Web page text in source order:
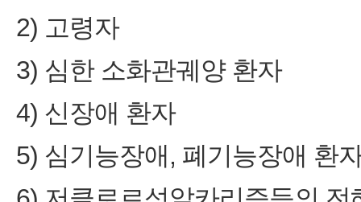
2) 고령자
3) 심한 소화관궤양 환자
4) 신장애 환자
5) 심기능장애, 폐기능장애 환